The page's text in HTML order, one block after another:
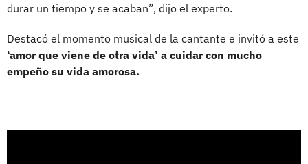
durar un tiempo y se acaban”, dijo el experto.
Destacó el momento musical de la cantante e invitó a este
‘amor que viene de otra vida’ a cuidar con mucho
empeño su vida amorosa.